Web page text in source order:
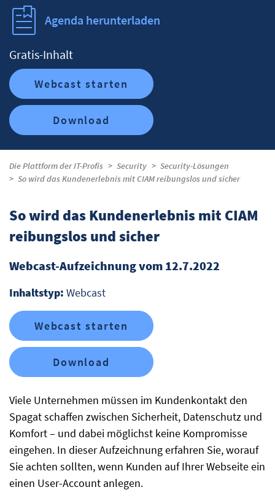
Agenda herunterladen
Gratis-Inhalt
Webcast starten
Download
Die Plattform der IT-Profis Security
Security-Lösungen
So wird das Kundenerlebnis mit CIAM reibungslos und sicher
Viele Unternehmen müssen im Kundenkontakt den
Spagat schaffen zwischen Sicherheit, Datenschutz und
Komfort – und dabei möglichst keine Kompromisse
eingehen. In dieser Aufzeichnung erfahren Sie, worauf
Sie achten sollten, wenn Kunden auf Ihrer Webseite ein
einen User-Account anlegen.
So wird das Kundenerlebnis mit CIAM
reibungslos und sicher
Webcast-Aufzeichnung vom 12.7.2022
Inhaltstyp: Webcast
Webcast starten
Download